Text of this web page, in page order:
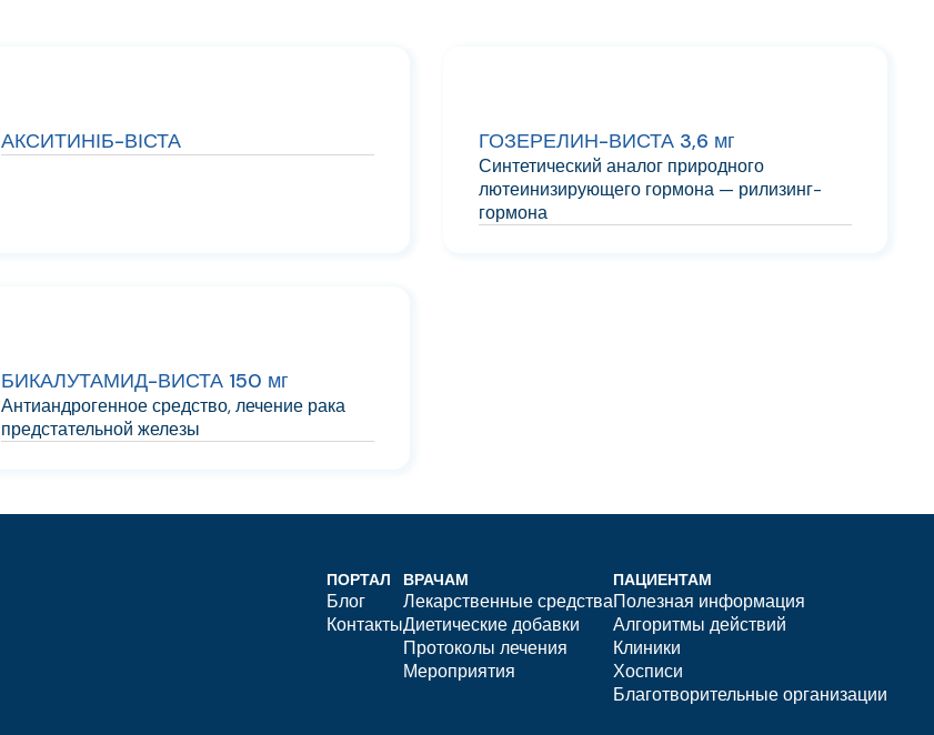
АКСИТИНІБ-ВІСТА ГОЗЕРЕЛИН-ВИСТА 3,6 мг
Синтетический аналог природного
лютеинизирующего гормона — рилизинг-
гормона
БИКАЛУТАМИД-ВИСТА 150 мг
Антиандрогенное средство, лечение рака
предстательной железы
ПОРТАЛ
Блог
Контакты
ВРАЧАМ
Лекарственные средства
Диетические добавки
Протоколы лечения
Мероприятия
ПАЦИЕНТАМ
Полезная информация
Алгоритмы действий
Клиники
Хосписи
Благотворительные организации